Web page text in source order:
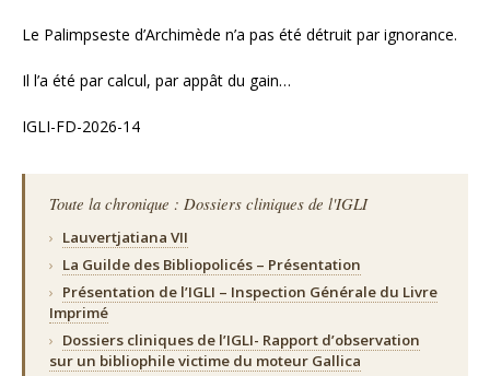
Le Palimpseste d’Archimède n’a pas été détruit par ignorance.
Il l’a été par calcul, par appât du gain…
IGLI-FD-2026-14
Toute la chronique : Dossiers cliniques de l'IGLI
› Lauvertjatiana VII
› La Guilde des Bibliopolicés – Présentation
› Présentation de l’IGLI – Inspection Générale du Livre
Imprimé
› Dossiers cliniques de l’IGLI- Rapport d’observation
sur un bibliophile victime du moteur Gallica